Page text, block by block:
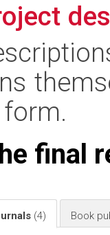
final
(4) Book